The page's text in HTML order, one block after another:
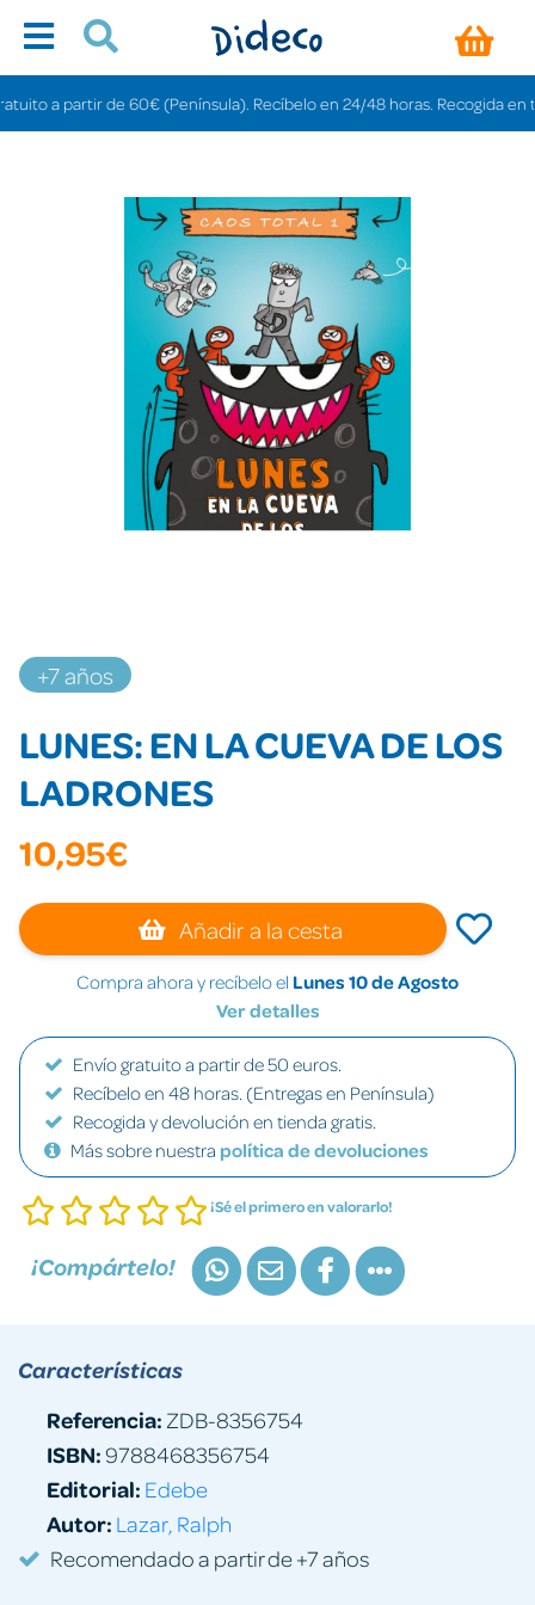
a partir de 60€ (Península). Recíbelo en 24/48 horas. Recogida en
+7 años
LUNES: EN LA CUEVA DE LOS
LADRONES
10,95€
Añadir a la cesta
Compra ahora y recíbelo el Lunes 10 de Agosto
Ver detalles
Envío gratuito a partir de 50 euros.
Recíbelo en 48 horas. (Entregas en Península)
Recogida y devolución en tienda gratis.
Más sobre nuestra política de devoluciones
¡Sé el primero en valorarlo!
¡Compártelo!
Características
Referencia: ZDB-8356754
ISBN:9788468356754
Editorial: Edebe
Autor: Lazar, Ralph
Recomendado a partir de +7 años